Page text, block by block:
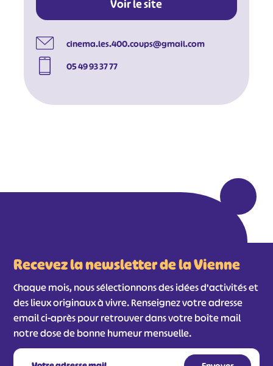
Voir le site
cinema.les.400.coups@gmail.com
05 49 93 37 77
Recevez la newsletter de la Vienne
Chaque mois, nous sélectionnons des idées d'activités et
des lieux originaux à vivre. Renseignez votre adresse
email ci-après pour retrouver dans votre boîte mail
notre dose de bonne humeur mensuelle.